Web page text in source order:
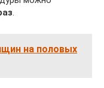
.
на половых